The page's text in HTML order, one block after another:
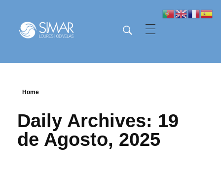
Home
Daily Archives: 19
de Agosto, 2025